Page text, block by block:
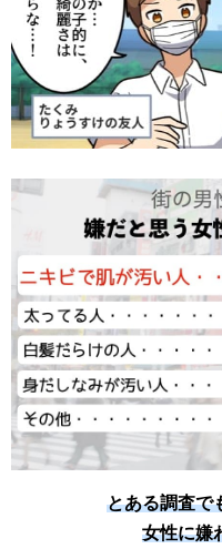
とある調査で
女性に嫌